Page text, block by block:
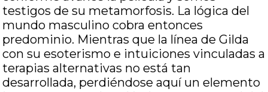
testigos de su metamorfosis. La lógica del
mundo masculino cobra entonces
predominio. Mientras que la línea de Gilda
con su esoterismo e intuiciones vinculadas a
terapias alternativas no está tan
desarrollada, perdiéndose aquí un elemento